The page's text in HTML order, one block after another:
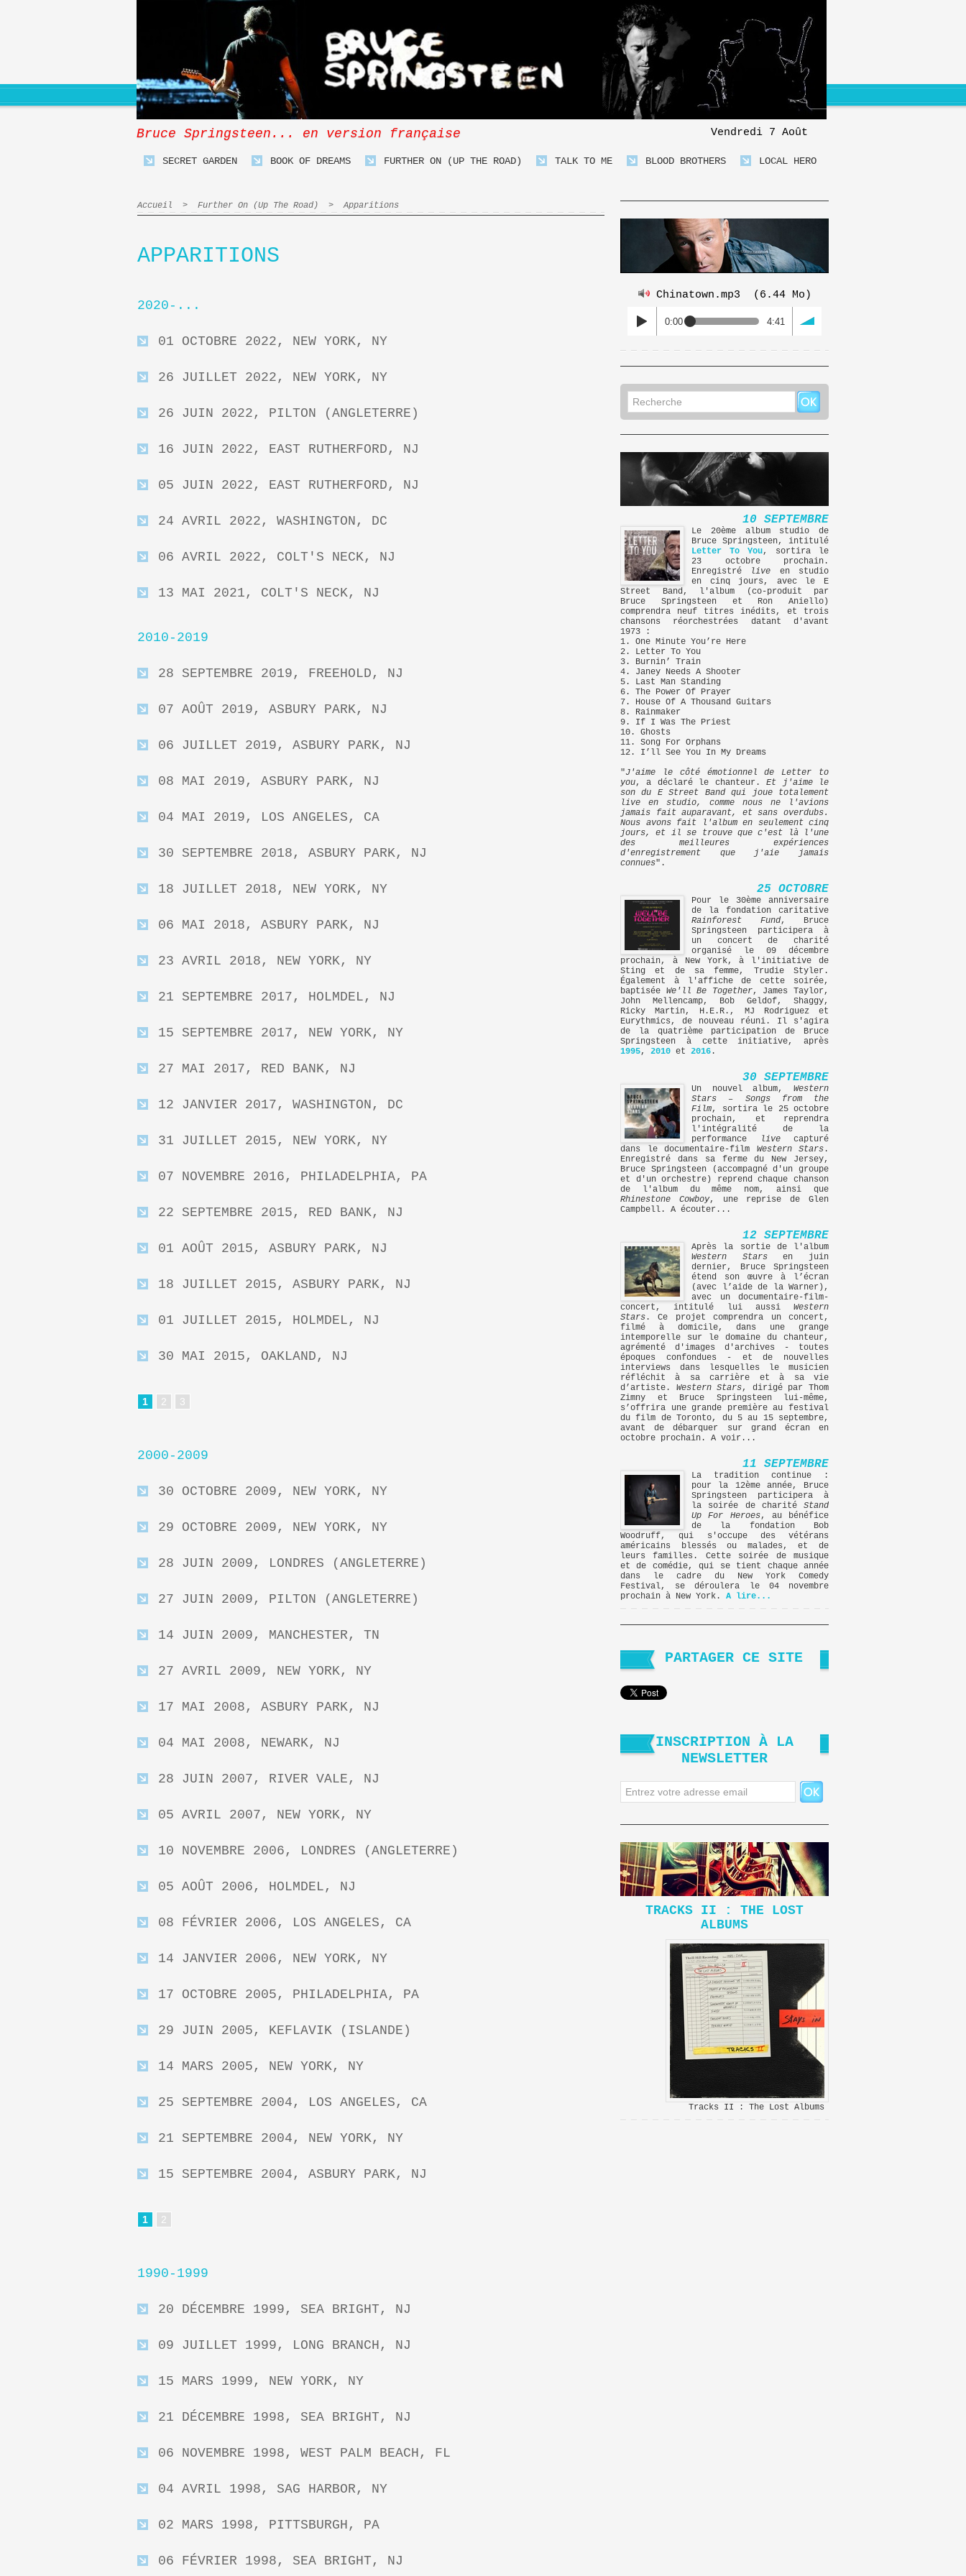
Bruce Springsteen... en version française Vendredi 7 Août
SECRET GARDEN BOOK OF DREAMS FURTHER ON (UP THE ROAD) TALK TO ME BLOOD BROTHERS LOCAL HERO
Accueil > Further On (Up The Road) > Apparitions
APPARITIONS
2020-...
01 OCTOBRE 2022, NEW YORK, NY
26 JUILLET 2022, NEW YORK, NY
26 JUIN 2022, PILTON (ANGLETERRE)
16 JUIN 2022, EAST RUTHERFORD, NJ
05 JUIN 2022, EAST RUTHERFORD, NJ
24 AVRIL 2022, WASHINGTON, DC
06 AVRIL 2022, COLT'S NECK, NJ
13 MAI 2021, COLT'S NECK, NJ
2010-2019
28 SEPTEMBRE 2019, FREEHOLD, NJ
07 AOÛT 2019, ASBURY PARK, NJ
06 JUILLET 2019, ASBURY PARK, NJ
08 MAI 2019, ASBURY PARK, NJ
04 MAI 2019, LOS ANGELES, CA
30 SEPTEMBRE 2018, ASBURY PARK, NJ
18 JUILLET 2018, NEW YORK, NY
06 MAI 2018, ASBURY PARK, NJ
23 AVRIL 2018, NEW YORK, NY
21 SEPTEMBRE 2017, HOLMDEL, NJ
15 SEPTEMBRE 2017, NEW YORK, NY
27 MAI 2017, RED BANK, NJ
12 JANVIER 2017, WASHINGTON, DC
31 JUILLET 2015, NEW YORK, NY
07 NOVEMBRE 2016, PHILADELPHIA, PA
22 SEPTEMBRE 2015, RED BANK, NJ
01 AOÛT 2015, ASBURY PARK, NJ
18 JUILLET 2015, ASBURY PARK, NJ
01 JUILLET 2015, HOLMDEL, NJ
30 MAI 2015, OAKLAND, NJ
1 2 3
2000-2009
30 OCTOBRE 2009, NEW YORK, NY
29 OCTOBRE 2009, NEW YORK, NY
28 JUIN 2009, LONDRES (ANGLETERRE)
27 JUIN 2009, PILTON (ANGLETERRE)
14 JUIN 2009, MANCHESTER, TN
27 AVRIL 2009, NEW YORK, NY
17 MAI 2008, ASBURY PARK, NJ
04 MAI 2008, NEWARK, NJ
28 JUIN 2007, RIVER VALE, NJ
05 AVRIL 2007, NEW YORK, NY
10 NOVEMBRE 2006, LONDRES (ANGLETERRE)
05 AOÛT 2006, HOLMDEL, NJ
08 FÉVRIER 2006, LOS ANGELES, CA
14 JANVIER 2006, NEW YORK, NY
17 OCTOBRE 2005, PHILADELPHIA, PA
29 JUIN 2005, KEFLAVIK (ISLANDE)
14 MARS 2005, NEW YORK, NY
25 SEPTEMBRE 2004, LOS ANGELES, CA
21 SEPTEMBRE 2004, NEW YORK, NY
15 SEPTEMBRE 2004, ASBURY PARK, NJ
1 2
1990-1999
20 DÉCEMBRE 1999, SEA BRIGHT, NJ
09 JUILLET 1999, LONG BRANCH, NJ
15 MARS 1999, NEW YORK, NY
21 DÉCEMBRE 1998, SEA BRIGHT, NJ
06 NOVEMBRE 1998, WEST PALM BEACH, FL
04 AVRIL 1998, SAG HARBOR, NY
02 MARS 1998, PITTSBURGH, PA
06 FÉVRIER 1998, SEA BRIGHT, NJ
Chinatown.mp3 (6.44 Mo)
0:00 4:41
10 SEPTEMBRE
Le 20ème album studio de
Bruce Springsteen, intitulé
Letter To You, sortira le
23 octobre prochain.
Enregistré
live en studio
en cinq jours, avec le E
Street Band, l'album (co-produit par
Bruce Springsteen et Ron Aniello)
comprendra neuf titres inédits, et trois
chansons réorchestrées datant d'avant
1973 :
1. One Minute You’re Here
2. Letter To You
3. Burnin’ Train
4. Janey Needs A Shooter
5. Last Man Standing
6. The Power Of Prayer
7. House Of A Thousand Guitars
8. Rainmaker
9. If I Was The Priest
10. Ghosts
11. Song For Orphans
12. I’ll See You In My Dreams
"J'aime le côté émotionnel de Letter to
you, a déclaré le chanteur.Et j'aime le
son du E Street Band qui joue totalement
live en studio, comme nous ne l'avions
jamais fait auparavant, et sans overdubs.
Nous avons fait l'album en seulement cinq
jours, et il se trouve que c'est là l'une
des meilleures expériences
d'enregistrement que j'aie jamais
connues".
25 OCTOBRE
Pour le 30ème anniversaire
de la fondation caritative
Rainforest Fund, Bruce
Springsteen participera à
un concert de charité
organisé le 09 décembre
prochain, à New York, à l'initiative de
Sting et de sa femme, Trudie Styler.
Également à l'affiche de cette soirée,
baptisée We'll Be Together, James Taylor,
John Mellencamp, Bob Geldof, Shaggy,
Ricky Martin, H.E.R., MJ Rodriguez et
Eurythmics, de nouveau réuni. Il s'agira
de la quatrième participation de Bruce
Springsteen à cette initiative, après
1995, 2010 et 2016 .
30 SEPTEMBRE
Un nouvel album, Western
Stars – Songs from the
Film, sortira le 25 octobre
prochain, et reprendra
l'intégralité de la
performance
livecapturé
dans le documentaire-film Western Stars .
Enregistré dans sa ferme du New Jersey,
Bruce Springsteen (accompagné d'un groupe
et d'un orchestre) reprend chaque chanson
de l'album du même nom, ainsi que
Rhinestone Cowboy, une reprise de Glen
Campbell. A écouter...
12 SEPTEMBRE
Après la sortie de l'album
Western Starsen juin
dernier, Bruce Springsteen
étend son œuvre à l’écran
(avec l’aide de la Warner),
avec un documentaire-film-
concert, intitulé lui aussi Western
Stars . Ce projet comprendra un concert,
filmé à domicile, dans une grange
intemporelle sur le domaine du chanteur,
agrémenté d'images d'archives - toutes
époques confondues - et de nouvelles
interviews dans lesquelles le musicien
réfléchit à sa carrière et à sa vie
d’artiste. Western Stars, dirigé par Thom
Zimny et Bruce Springsteen lui-même,
s’offrira une grande première au festival
du film de Toronto, du 5 au 15 septembre,
avant de débarquer sur grand écran en
octobre prochain. A voir...
11 SEPTEMBRE
La tradition continue :
pour la 12ème année, Bruce
Springsteen participera à
la soirée de charité Stand
Up For Heroes, au bénéfice
de la fondation Bob
Woodruff, qui s'occupe des vétérans
américains blessés ou malades, et de
leurs familles. Cette soirée de musique
et de comédie, qui se tient chaque année
dans le cadre du New York Comedy
Festival, se déroulera le 04 novembre
prochain à New York. A lire...
PARTAGER CE SITE
INSCRIPTION À LA
NEWSLETTER
TRACKS II : THE LOST
ALBUMS
Tracks II : The Lost Albums